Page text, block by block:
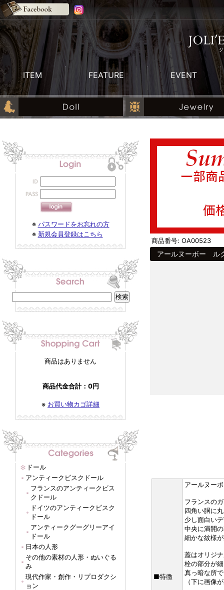
ITEM FEATURE EVENT
※ パスワードをお忘れの方
※ 新規会員登録はこちら
商品はありません
商品代金合計：0円
※ お買い物カゴ詳細
ドール
アンティークビスクドール
フランスのアンティークビス
クドール
ドイツのアンティークビスク
ドール
アンティークグーグリーアイ
ドール
日本の人形
その他の素材の人形・ぬいぐる
み
現代作家・創作・リプロダクシ
ョン
商品番号: OA00523
アールヌーボー
■特徴
アールヌー
フランスの
四角い胴に
少し面白い
中央に満開
細かな紋様
蓋はオリジ
栓の部分が
真っ暗な所
（下に画像